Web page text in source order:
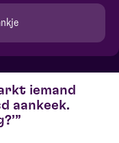
iemand
aankeek.